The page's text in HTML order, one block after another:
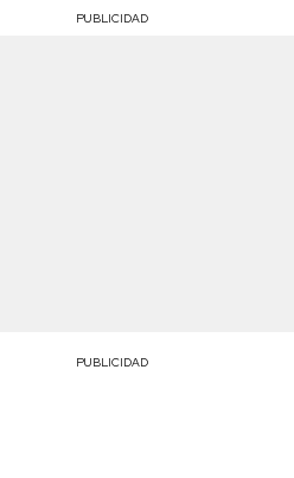
PUBLICIDAD
PUBLICIDAD